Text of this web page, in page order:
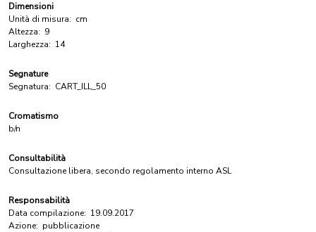
Dimensioni
Unità di misura: cm
Altezza: 9
Larghezza: 14
Segnature
Segnatura: CART_ILL_50
Cromatismo
b/n
Consultabilità
Consultazione libera, secondo regolamento interno ASL
Responsabilità
Data compilazione: 19.09.2017
Azione: pubblicazione